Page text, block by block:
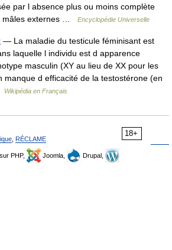
par l absence plus ou moins complète
mâles externes …
Encyclopédie Universelle
— La maladie du testicule féminisant est
laquelle l individu est d apparence
masculin (XY au lieu de XX pour les
manque d efficacité de la testostérone (en
Wikipédia en Français
18+
RÉCLAME
PHP, Joomla,
Drupal,